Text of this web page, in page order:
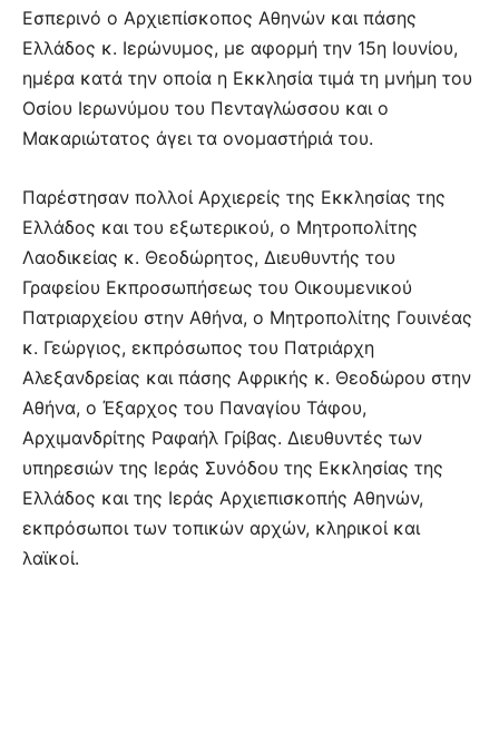
Εσπερινό ο Αρχιεπίσκοπος Αθηνών και πάσης
Ελλάδος κ. Ιερώνυμος, με αφορμή την 15η Ιουνίου,
ημέρα κατά την οποία η Εκκλησία τιμά τη μνήμη του
Οσίου Ιερωνύμου του Πενταγλώσσου και ο
Μακαριώτατος άγει τα ονομαστήριά του.
Παρέστησαν πολλοί Αρχιερείς της Εκκλησίας της
Ελλάδος και του εξωτερικού, ο Μητροπολίτης
Λαοδικείας κ. Θεοδώρητος, Διευθυντής του
Γραφείου Εκπροσωπήσεως του Οικουμενικού
Πατριαρχείου στην Αθήνα, ο Μητροπολίτης Γουινέας
κ. Γεώργιος, εκπρόσωπος του Πατριάρχη
Αλεξανδρείας και πάσης Αφρικής κ. Θεοδώρου στην
Αθήνα, ο Έξαρχος του Παναγίου Τάφου,
Αρχιμανδρίτης Ραφαήλ Γρίβας. Διευθυντές των
υπηρεσιών της Ιεράς Συνόδου της Εκκλησίας της
Ελλάδος και της Ιεράς Αρχιεπισκοπής Αθηνών,
εκπρόσωποι των τοπικών αρχών, κληρικοί και
λαϊκοί.